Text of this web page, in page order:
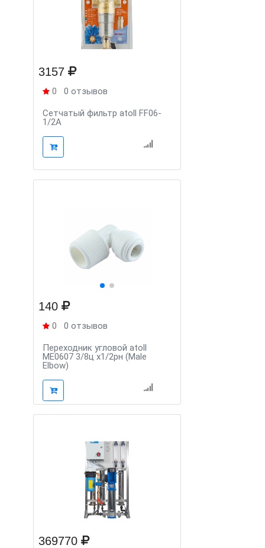
3157
0 0 отзывов
Сетчатый фильтр atoll FF06-
1/2A
140
0 0 отзывов
Переходник угловой atoll
ME0607 3/8ц х1/2рн (Male
Elbow)
369770